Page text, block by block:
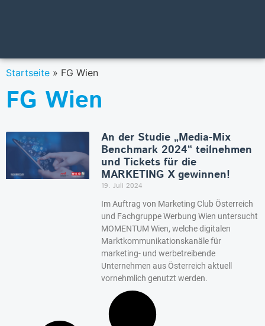
Startseite » FG Wien
FG Wien
An der Studie „Media-Mix
Benchmark 2024“ teilnehmen
und Tickets für die
MARKETING X gewinnen!
19. Juli 2024
Im Auftrag von Marketing Club Österreich
und Fachgruppe Werbung Wien untersucht
MOMENTUM Wien, welche digitalen
Marktkommunikationskanäle für
marketing- und werbetreibende
Unternehmen aus Österreich aktuell
vornehmlich genutzt werden.